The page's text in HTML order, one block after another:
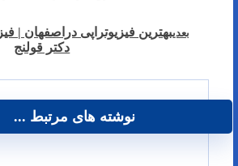
بعدیبهترین فیزیوتراپی دراصفهان |
دکتر قولنج
نوشته های مرتبط ...